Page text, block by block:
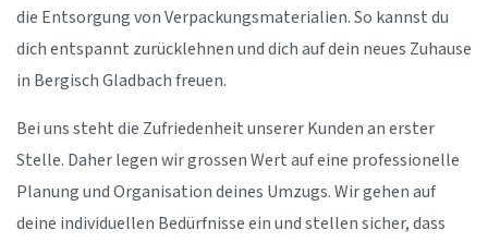
die Entsorgung von Verpackungsmaterialien. So kannst du
dich entspannt zurücklehnen und dich auf dein neues Zuhause
in Bergisch Gladbach freuen.
Bei uns steht die Zufriedenheit unserer Kunden an erster
Stelle. Daher legen wir grossen Wert auf eine professionelle
Planung und Organisation deines Umzugs. Wir gehen auf
deine individuellen Bedürfnisse ein und stellen sicher, dass